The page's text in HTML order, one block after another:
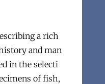
a rich
and man
in the selecti
of fish,